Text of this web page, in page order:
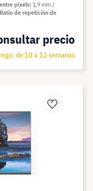
precio
de 10 a 12 semanas
pixels 1,9 mm
Ratio de repetición de